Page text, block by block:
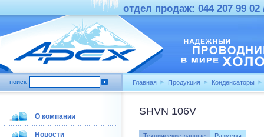
отдел продаж: 044 207 99 02
поиск Главная Продукция Конденсаторы
О компании
Новости
SHVN 106V